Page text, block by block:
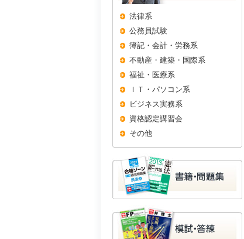
法律系
公務員試験
簿記・会計・労務系
不動産・建築・国際系
福祉・医療系
ＩＴ・パソコン系
ビジネス実務系
資格認定講習会
その他